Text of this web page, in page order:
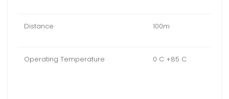
Distance 100m
Operating Temperature 0 C +85 C